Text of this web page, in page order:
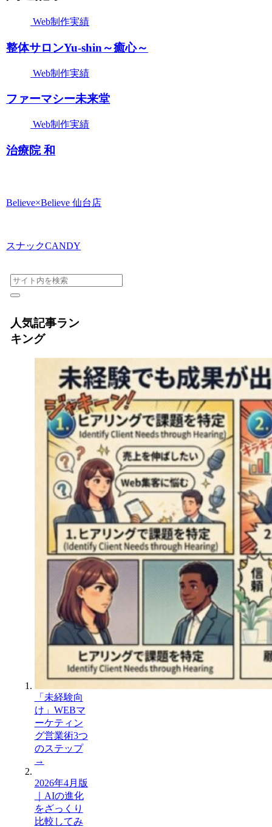
Web制作実績
整体サロンYu-shin～癒心～
Web制作実績
ファーマシー未来堂
Web制作実績
治療院 和
Believe×Believe 仙台店
スナックCANDY
人気記事ラン
キング
「未経験向
け」WEBマ
ーケティン
グ営業術3つ
のステップ
→
2026年4月版
｜AIの進化
をざっくり
比較してみ